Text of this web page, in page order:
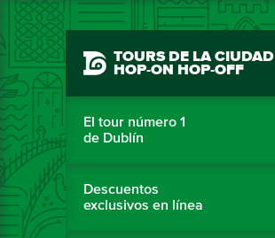
TOURS DE LA CIUDAD
HOP-ON HOP-OFF
El tour número 1
de Dublín
Descuentos
exclusivos en línea